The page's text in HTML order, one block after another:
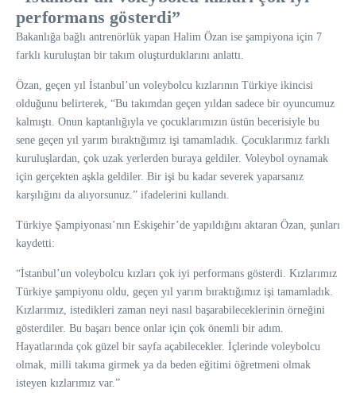
performans gösterdi”
Bakanlığa bağlı antrenörlük yapan Halim Özan ise şampiyona için 7
farklı kuruluştan bir takım oluşturduklarını anlattı.
Özan, geçen yıl İstanbul’un voleybolcu kızlarının Türkiye ikincisi
olduğunu belirterek, “Bu takımdan geçen yıldan sadece bir oyuncumuz
kalmıştı. Onun kaptanlığıyla ve çocuklarımızın üstün becerisiyle bu
sene geçen yıl yarım bıraktığımız işi tamamladık. Çocuklarımız farklı
kuruluşlardan, çok uzak yerlerden buraya geldiler. Voleybol oynamak
için gerçekten aşkla geldiler. Bir işi bu kadar severek yaparsanız
karşılığını da alıyorsunuz.” ifadelerini kullandı.
Türkiye Şampiyonası’nın Eskişehir’de yapıldığını aktaran Özan, şunları
kaydetti:
“İstanbul’un voleybolcu kızları çok iyi performans gösterdi. Kızlarımız
Türkiye şampiyonu oldu, geçen yıl yarım bıraktığımız işi tamamladık.
Kızlarımız, istedikleri zaman neyi nasıl başarabileceklerinin örneğini
gösterdiler. Bu başarı bence onlar için çok önemli bir adım.
Hayatlarında çok güzel bir sayfa açabilecekler. İçlerinde voleybolcu
olmak, milli takıma girmek ya da beden eğitimi öğretmeni olmak
isteyen kızlarımız var.”